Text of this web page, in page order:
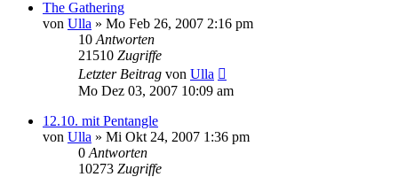
The Gathering
von Ulla » Mo Feb 26, 2007 2:16 pm
10 Antworten
21510 Zugriffe
Letzter Beitrag von Ulla
Mo Dez 03, 2007 10:09 am
12.10. mit Pentangle
von Ulla » Mi Okt 24, 2007 1:36 pm
0 Antworten
10273 Zugriffe